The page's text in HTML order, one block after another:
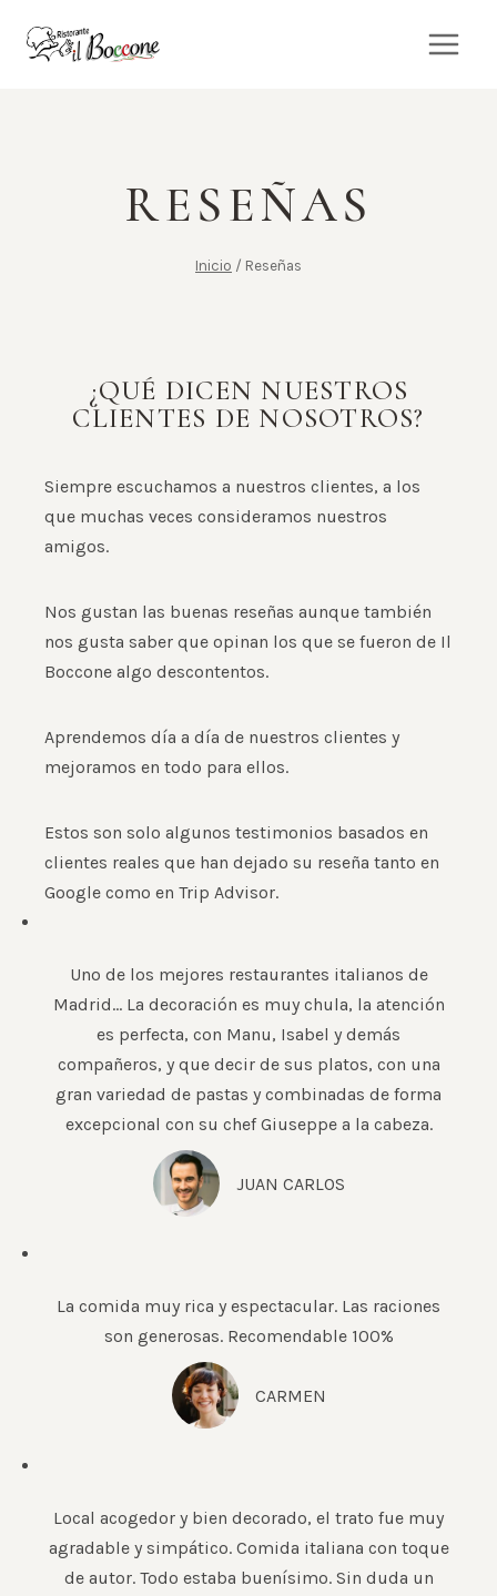
RESEÑAS
Inicio / Reseñas
¿QUÉ DICEN NUESTROS
CLIENTES DE NOSOTROS?
Siempre escuchamos a nuestros clientes, a los
que muchas veces consideramos nuestros
amigos.
Nos gustan las buenas reseñas aunque también
nos gusta saber que opinan los que se fueron de Il
Boccone algo descontentos.
Aprendemos día a día de nuestros clientes y
mejoramos en todo para ellos.
Estos son solo algunos testimonios basados en
clientes reales que han dejado su reseña tanto en
Google como en Trip Advisor.
Uno de los mejores restaurantes italianos de
Madrid… La decoración es muy chula, la atención
es perfecta, con Manu, Isabel y demás
compañeros, y que decir de sus platos, con una
gran variedad de pastas y combinadas de forma
excepcional con su chef Giuseppe a la cabeza.
JUAN CARLOS
La comida muy rica y espectacular. Las raciones
son generosas. Recomendable 100%
CARMEN
Local acogedor y bien decorado, el trato fue muy
agradable y simpático. Comida italiana con toque
de autor. Todo estaba buenísimo. Sin duda un